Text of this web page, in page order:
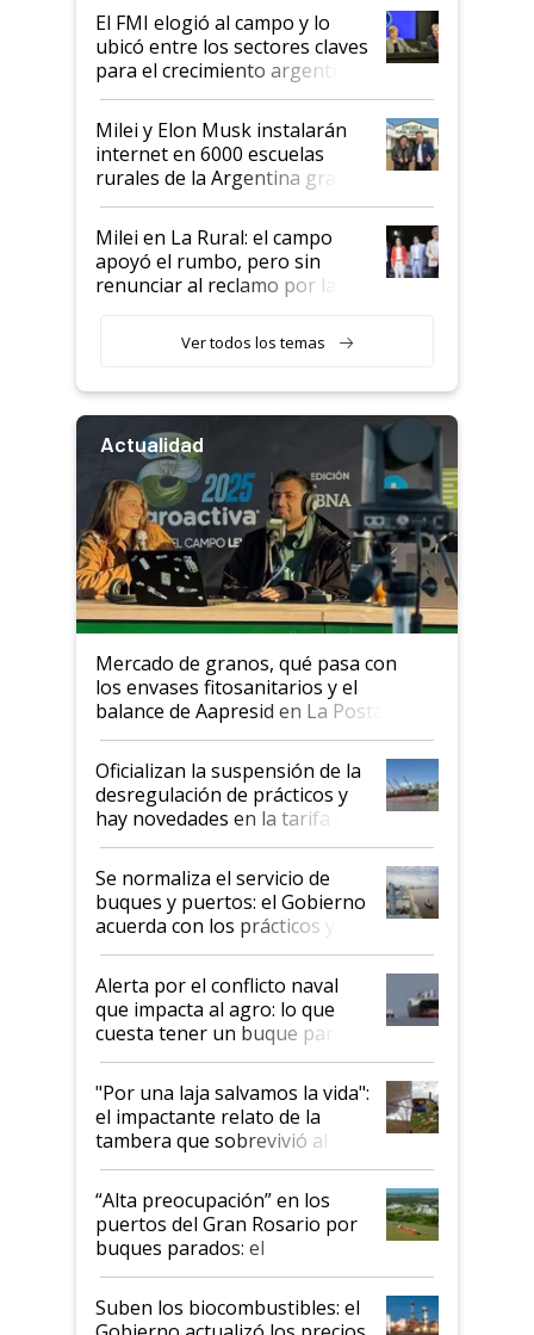
El FMI elogió al campo y lo
ubicó entre los sectores claves
para el crecimiento argentino
Milei y Elon Musk instalarán
internet en 6000 escuelas
rurales de la Argentina gracias
a un acuerdo con Starlink
Milei en La Rural: el campo
apoyó el rumbo, pero sin
renunciar al reclamo por las
Ver todos los temas
Actualidad
Mercado de granos, qué pasa con
los envases fitosanitarios y el
balance de Aapresid en La Posta
Oficializan la suspensión de la
desregulación de prácticos y
hay novedades en la tarifa de
la hidrovía
Se normaliza el servicio de
buques y puertos: el Gobierno
acuerda con los prácticos y
suspende el decreto de
desregulación
Alerta por el conflicto naval
que impacta al agro: lo que
cuesta tener un buque parado
y el peligro de que Argentina
pase a ser "país sucio"
"Por una laja salvamos la vida":
el impactante relato de la
tambera que sobrevivió al
tornado
“Alta preocupación” en los
puertos del Gran Rosario por
buques parados: el
funcionamiento de las
exportadoras en tensión tras
la medida de fuerza de los
Suben los biocombustibles: el